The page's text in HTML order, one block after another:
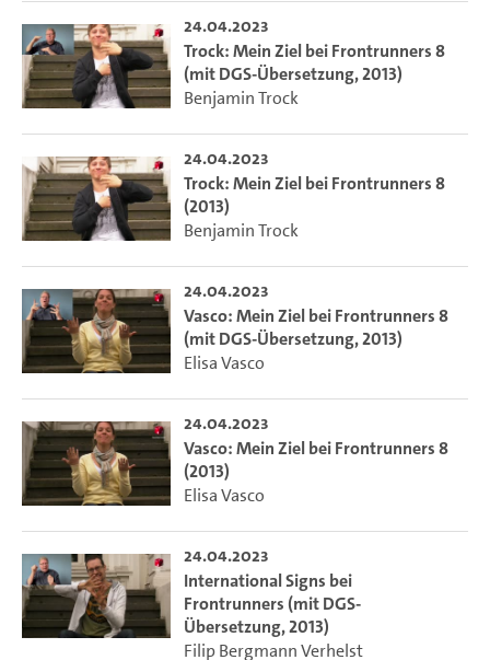
24.04.2023
Trock: Mein Ziel bei Frontrunners 8
(mit DGS-Übersetzung, 2013)
Benjamin Trock
24.04.2023
Trock: Mein Ziel bei Frontrunners 8
(2013)
Benjamin Trock
24.04.2023
Vasco: Mein Ziel bei Frontrunners 8
(mit DGS-Übersetzung, 2013)
Elisa Vasco
24.04.2023
Vasco: Mein Ziel bei Frontrunners 8
(2013)
Elisa Vasco
24.04.2023
International Signs bei
Frontrunners (mit DGS-
Übersetzung, 2013)
Filip Bergmann Verhelst